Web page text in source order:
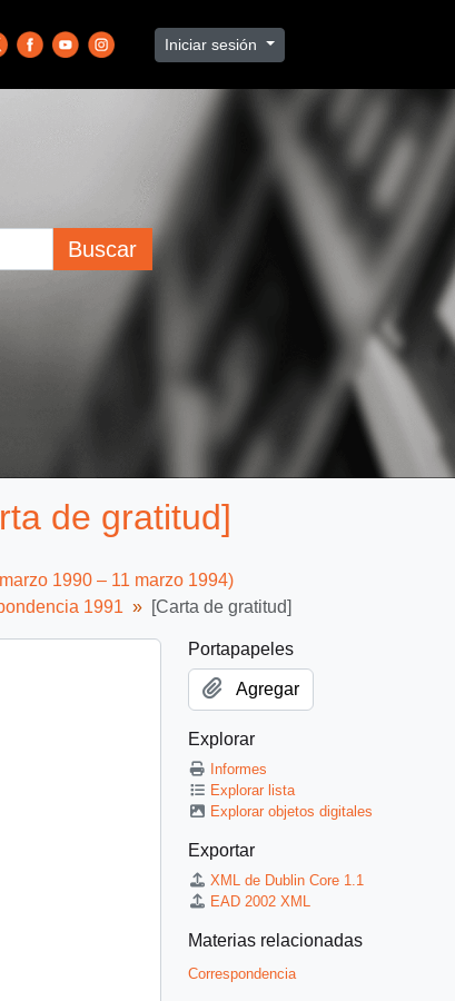
Iniciar sesión
Buscar
de gratitud]
1990 – 11 marzo 1994)
1991 [Carta de gratitud]
Portapapeles
Agregar
Explorar
Informes
Explorar lista
Explorar objetos digitales
Exportar
XML de Dublin Core 1.1
EAD 2002 XML
Materias relacionadas
Correspondencia